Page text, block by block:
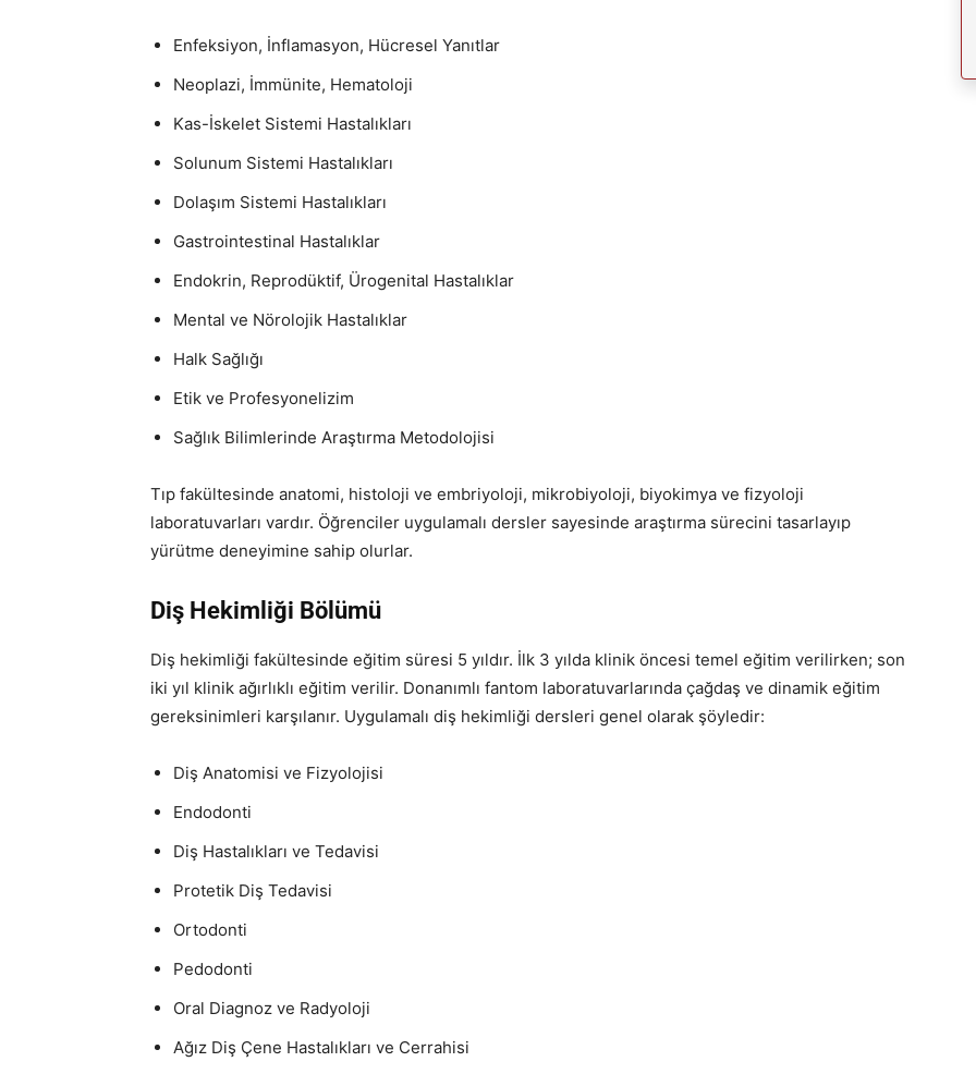
Enfeksiyon, İnflamasyon, Hücresel Yanıtlar
Neoplazi, İmmünite, Hematoloji
Kas-İskelet Sistemi Hastalıkları
Solunum Sistemi Hastalıkları
Dolaşım Sistemi Hastalıkları
Gastrointestinal Hastalıklar
Endokrin, Reprodüktif, Ürogenital Hastalıklar
Mental ve Nörolojik Hastalıklar
Halk Sağlığı
Etik ve Profesyonelizim
Sağlık Bilimlerinde Araştırma Metodolojisi
Tıp fakültesinde anatomi, histoloji ve embriyoloji, mikrobiyoloji, biyokimya ve fizyoloji
laboratuvarları vardır. Öğrenciler uygulamalı dersler sayesinde araştırma sürecini tasarlayıp
yürütme deneyimine sahip olurlar.
Diş Hekimliği Bölümü
Diş hekimliği fakültesinde eğitim süresi 5 yıldır. İlk 3 yılda klinik öncesi temel eğitim verilirken; son
iki yıl klinik ağırlıklı eğitim verilir. Donanımlı fantom laboratuvarlarında çağdaş ve dinamik eğitim
gereksinimleri karşılanır. Uygulamalı diş hekimliği dersleri genel olarak şöyledir:
Diş Anatomisi ve Fizyolojisi
Endodonti
Diş Hastalıkları ve Tedavisi
Protetik Diş Tedavisi
Ortodonti
Pedodonti
Oral Diagnoz ve Radyoloji
Ağız Diş Çene Hastalıkları ve Cerrahisi